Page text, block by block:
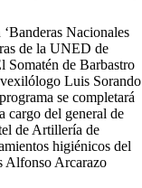
Nacionales
de la UNED de
Somatén de Barbastro
Luis Sorando
se completará
cargo del general de
de Artillería de
higiénicos del
Alfonso Arcarazo